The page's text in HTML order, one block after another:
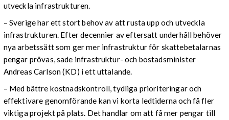
utveckla infrastrukturen.
– Sverige har ett stort behov av att rusta upp och utveckla
infrastrukturen. Efter decennier av eftersatt underhåll behöver
nya arbetssätt som ger mer infrastruktur för skattebetalarnas
pengar prövas, sade infrastruktur- och bostadsminister
Andreas Carlson (KD) i ett uttalande.
– Med bättre kostnadskontroll, tydliga prioriteringar och
effektivare genomförande kan vi korta ledtiderna och få fler
viktiga projekt på plats. Det handlar om att få mer pengar till